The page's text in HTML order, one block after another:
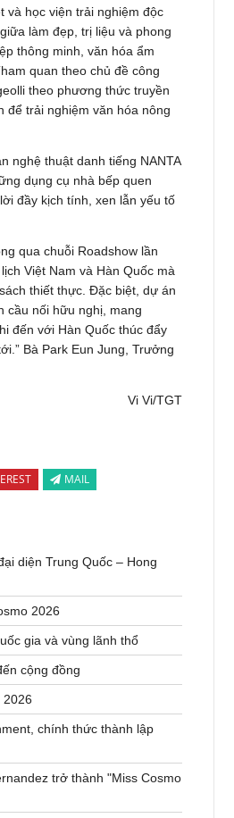
và học viện trải nghiệm độc
làm đẹp, trị liệu và phong
thông minh, văn hóa ẩm
quan theo chủ đề công
theo phương thức truyền
để trải nghiệm văn hóa nông
nghệ thuật danh tiếng NANTA
dụng cụ nhà bếp quen
đầy kịch tính, xen lẫn yếu tố
qua chuỗi Roadshow lần
Việt Nam và Hàn Quốc mà
thiết thực. Đặc biệt, dự án
cầu nối hữu nghị, mang
đến với Hàn Quốc thúc đẩy
Bà Park Eun Jung, Trưởng
Vi Vi/TGT
MAIL
diện Trung Quốc – Hong
2026
gia và vùng lãnh thổ
cộng đồng
2026
chính thức thành lập
trở thành "Miss Cosmo